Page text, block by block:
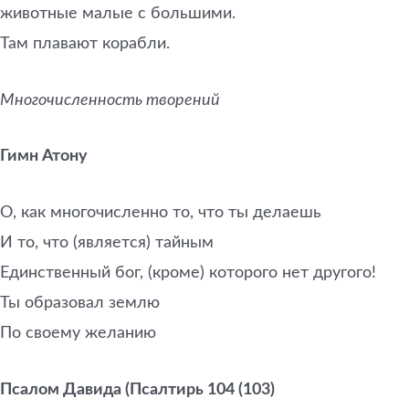
животные малые с большими.
Там плавают корабли.
Многочисленность творений
Гимн Атону
О, как многочисленно то, что ты делаешь
И то, что (является) тайным
Единственный бог, (кроме) которого нет другого!
Ты образовал землю
По своему желанию
Псалом Давида (Псалтирь 104 (103)